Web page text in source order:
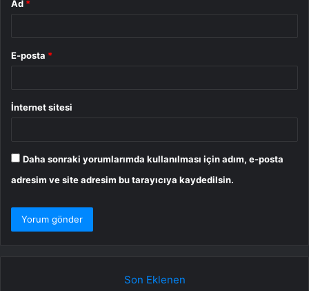
Ad *
E-posta *
İnternet sitesi
Daha sonraki yorumlarımda kullanılması için adım, e-posta
adresim ve site adresim bu tarayıcıya kaydedilsin.
Son Eklenen